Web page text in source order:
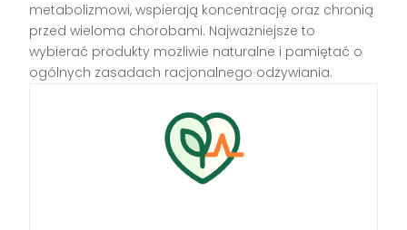
metabolizmowi, wspierają koncentrację oraz chronią
przed wieloma chorobami. Najważniejsze to
wybierać produkty możliwie naturalne i pamiętać o
ogólnych zasadach racjonalnego odżywiania.